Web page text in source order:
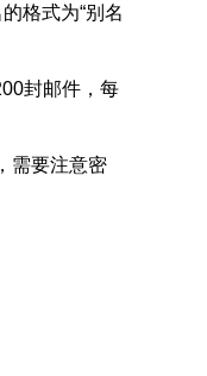
格式为“别名
封邮件，每
需要注意密